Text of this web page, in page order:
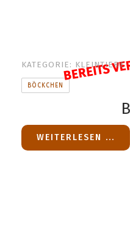
BEREITS
KATEGORIE: KLEINTIERE
BÖCKCHEN
WEITERLESEN ...